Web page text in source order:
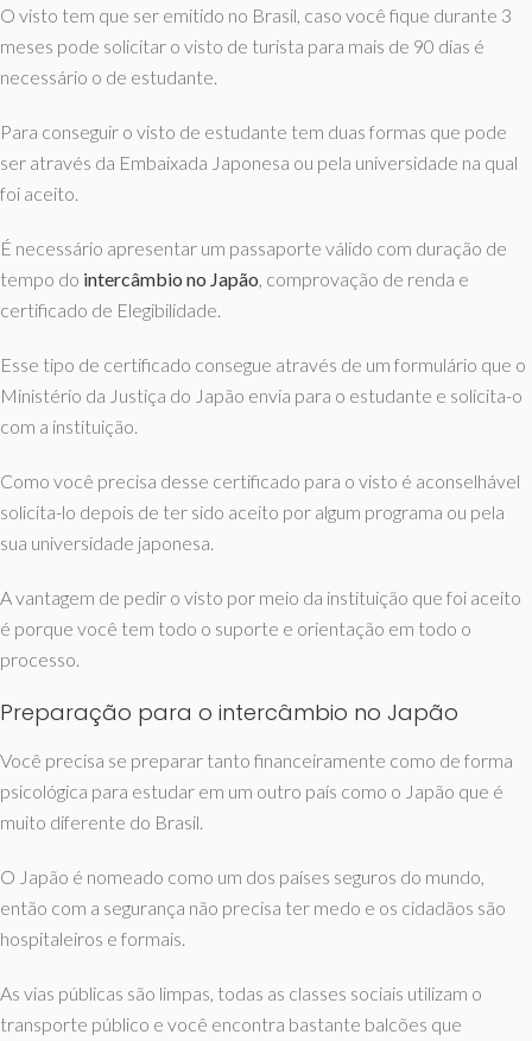
O visto tem que ser emitido no Brasil, caso você fique durante 3
meses pode solicitar o visto de turista para mais de 90 dias é
necessário o de estudante.
Para conseguir o visto de estudante tem duas formas que pode
ser através da Embaixada Japonesa ou pela universidade na qual
foi aceito.
É necessário apresentar um passaporte válido com duração de
tempo do intercâmbio no Japão, comprovação de renda e
certificado de Elegibilidade.
Esse tipo de certificado consegue através de um formulário que o
Ministério da Justiça do Japão envia para o estudante e solicita-o
com a instituição.
Como você precisa desse certificado para o visto é aconselhável
solicita-lo depois de ter sido aceito por algum programa ou pela
sua universidade japonesa.
A vantagem de pedir o visto por meio da instituição que foi aceito
é porque você tem todo o suporte e orientação em todo o
processo.
Preparação para o intercâmbio no Japão
Você precisa se preparar tanto financeiramente como de forma
psicológica para estudar em um outro país como o Japão que é
muito diferente do Brasil.
O Japão é nomeado como um dos países seguros do mundo,
então com a segurança não precisa ter medo e os cidadãos são
hospitaleiros e formais.
As vias públicas são limpas, todas as classes sociais utilizam o
transporte público e você encontra bastante balcões que